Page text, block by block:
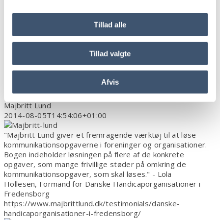
Tillad alle
Tillad valgte
Afvis
"Majbritt Lund giver et fremragende værktøj til at løse
kommunikationsopgaverne i foreninger og organisationer.
opgaver, som mange frivillige støder på omkring de
kommunikationsopgaver, som skal løses."
- Lola Hollesen, Formand for Danske
Handicaporganisationer i Fredensborg
Majbritt Lund
2014-08-05T14:54:06+01:00
"Majbritt Lund giver et fremragende værktøj til at løse
kommunikationsopgaverne i foreninger og organisationer.
Bogen indeholder løsningen på flere af de konkrete
opgaver, som mange frivillige støder på omkring de
kommunikationsopgaver, som skal løses." - Lola
Hollesen, Formand for Danske Handicaporganisationer i
Fredensborg
https://www.majbrittlund.dk/testimonials/danske-
handicaporganisationer-i-fredensborg/